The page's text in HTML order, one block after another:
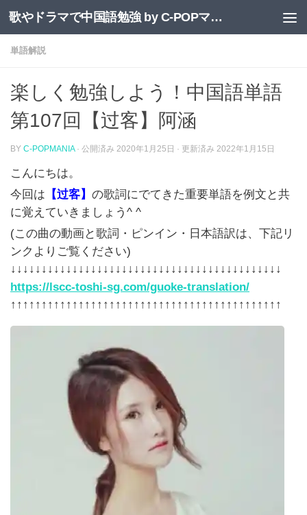
コンテンツへスキップ 歌やドラマで中国語勉強 by C-POPマニア
単語解説
楽しく勉強しよう！中国語単語
第107回【过客】阿涵
BY C-POPMANIA · 公開済み 2020年1月25日 · 更新済み 2022年1月15日
こんにちは。
今回は 【过客】 の歌詞にでてきた重要単語を例文と共
に覚えていきましょう ^ ^
(この曲の動画と歌詞・ピンイン・日本語訳は、下記リ
ンクよりご覧ください)
↓↓↓↓↓↓↓↓↓↓↓↓↓↓↓↓↓↓↓↓↓↓↓↓↓↓↓↓↓↓↓↓↓↓↓↓↓↓↓↓↓↓↓↓
https://lscc-toshi-sg.com/guoke-translation/
↑↑↑↑↑↑↑↑↑↑↑↑↑↑↑↑↑↑↑↑↑↑↑↑↑↑↑↑↑↑↑↑↑↑↑↑↑↑↑↑↑↑↑↑